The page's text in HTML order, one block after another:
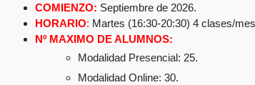
COMIENZO: Septiembre de 2026.
HORARIO: Martes (16:30-20:30) 4 clases/
Nº MAXIMO DE ALUMNOS:
Modalidad Presencial: 25.
Modalidad Online: 30.